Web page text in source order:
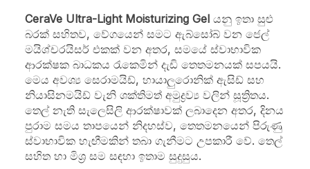
CeraVe Ultra-Light Moisturizing Gel යනු ඉතා සුළු
බරක් සහිතව, වේගයෙන් සමට ඇබ්සෝබ් වන ජෙල්
මයිශ්චරයිසර් එකක් වන අතර, සමයේ ස්වාභාවික
ආරක්ෂක බාධකය රැකෙමින් දැඩි තෙතමනයක් සපයයි.
මෙය අවශ්‍ය සෙරාමයිඩ්, හායාලුරොනික් ඇසිඩ් සහ
නියාසිනමයිඩ් වැනි ශක්තිමත් අමුද්‍රව්‍ය වලින් සූත්‍රිතය.
තෙල් නැති සැලෙසිලි ආරක්ෂාවක් ලබාදෙන අතර, දිනය
පුරාම සමය තාපයෙන් නිදහස්ව, තෙතමනයෙන් පිරුණු
ස්වාභාවික හැඟීමකින් තබා ගැනීමට උපකාරී වේ. තෙල්
සහිත හා මිශ්‍ර සම සඳහා ඉතාම සුදුසුය.